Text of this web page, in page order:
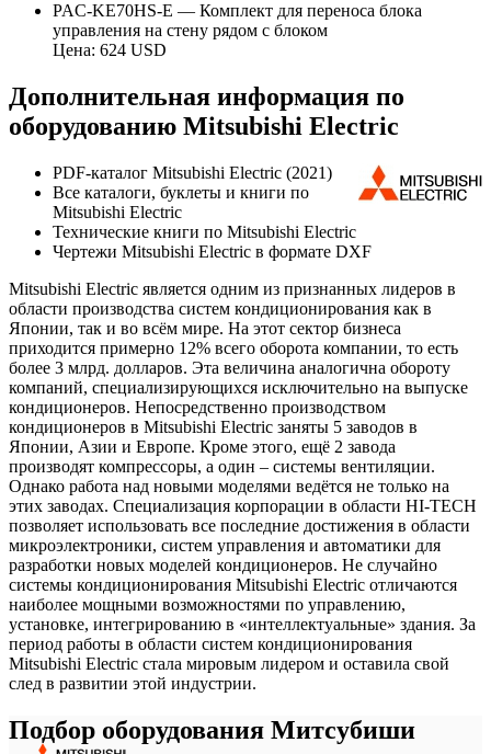
PAC-KE70HS-E — Комплект для переноса блока
управления на стену рядом с блоком
Цена: 624 USD
Дополнительная информация по
оборудованию Mitsubishi Electric
PDF-каталог Mitsubishi Electric (2021)
Все каталоги, буклеты и книги по
Mitsubishi Electric
Технические книги по Mitsubishi Electric
Чертежи Mitsubishi Electric в формате DXF
Mitsubishi Electric является одним из признанных лидеров в
области производства систем кондиционирования как в
Японии, так и во всём мире. На этот сектор бизнеса
приходится примерно 12% всего оборота компании, то есть
более 3 млрд. долларов. Эта величина аналогична обороту
компаний, специализирующихся исключительно на выпуске
кондиционеров. Непосредственно производством
кондиционеров в Mitsubishi Electric заняты 5 заводов в
Японии, Азии и Европе. Кроме этого, ещё 2 завода
производят компрессоры, а один – системы вентиляции.
Однако работа над новыми моделями ведётся не только на
этих заводах. Специализация корпорации в области HI-TECH
позволяет использовать все последние достижения в области
микроэлектроники, систем управления и автоматики для
разработки новых моделей кондиционеров. Не случайно
системы кондиционирования Mitsubishi Electric отличаются
наиболее мощными возможностями по управлению,
установке, интегрированию в «интеллектуальные» здания. За
период работы в области систем кондиционирования
Mitsubishi Electric стала мировым лидером и оставила свой
след в развитии этой индустрии.
Подбор оборудования Митсубиши